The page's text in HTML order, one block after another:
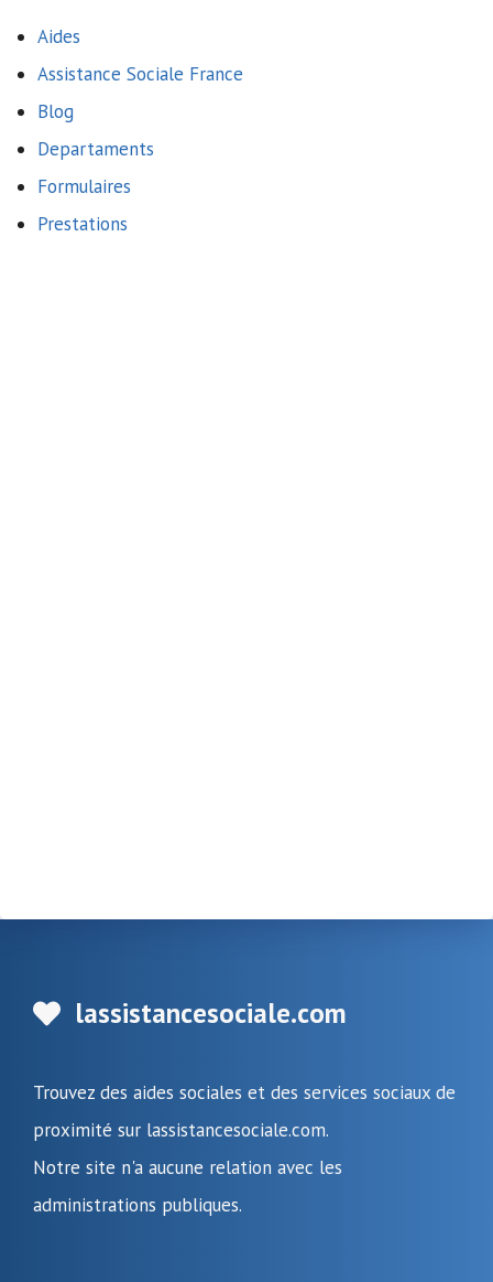
Aides
Assistance Sociale France
Blog
Departaments
Formulaires
Prestations
lassistancesociale.com
Trouvez des aides sociales et des services sociaux de
proximité sur lassistancesociale.com.
Notre site n'a aucune relation avec les
administrations publiques.